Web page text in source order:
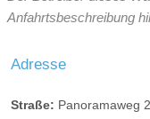
Anfahrtsbeschreibung
Adresse
Straße: Panoramaweg 2